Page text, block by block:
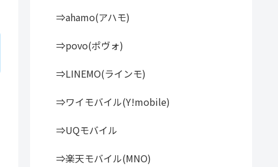
⇒ahamo(アハモ)
⇒povo(ポヴォ)
⇒LINEMO(ラインモ)
⇒ワイモバイル(Y!mobile)
⇒UQモバイル
⇒楽天モバイル(MNO)